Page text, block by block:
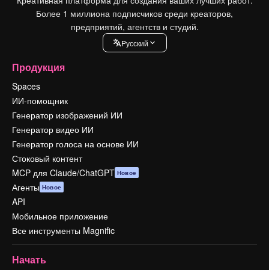
Более 1 миллиона подписчиков среди креаторов,
предприятий, агентств и студий.
Pусский
Продукция
Spaces
ИИ-помощник
Генератор изображений ИИ
Генератор видео ИИ
Генератор голоса на основе ИИ
Стоковый контент
MCP для Claude/ChatGPT Новое
Агенты Новое
API
Мобильное приложение
Все инструменты Magnific
Начать